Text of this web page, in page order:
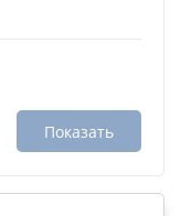
Показать